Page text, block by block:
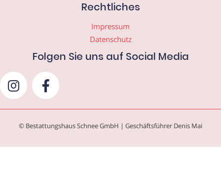
Rechtliches
Impressum
Datenschutz
Folgen Sie uns auf Social Media
© Bestattungshaus Schnee GmbH | Geschäftsführer Denis Mai